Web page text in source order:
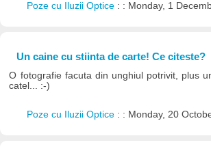
Poze cu Iluzii Optice : : Monday, 1
Un caine cu stiinta de carte! Ce citeste?
O fotografie facuta din unghiul potrivit, plus
catel... :-)
Poze cu Iluzii Optice : : Monday, 20